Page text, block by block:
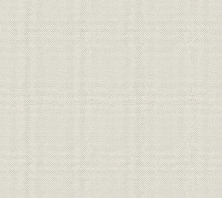
生産
加工部門の素材別生産量と加工
単価の推移
S[昭和]22
年]3月
技術
特許登録一覧表 当社関係者の特
許
技術 特許登録一覧表 当社登録特許
技術
実用新案登録一覧表 当社関係者
の実用新案
技術
実用新案登録一覧表 当社登録実
用新案
沿革 年表
慶応3年
(1989)
参考文献 参考文献